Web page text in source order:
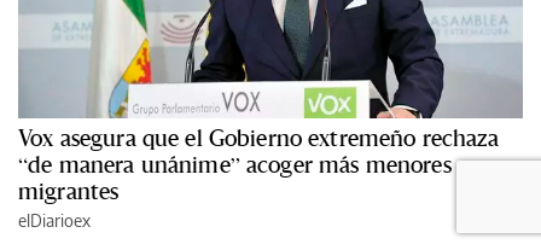
Vox asegura que el Gobierno extremeño rechaza
“de manera unánime” acoger más menores
migrantes
elDiarioex